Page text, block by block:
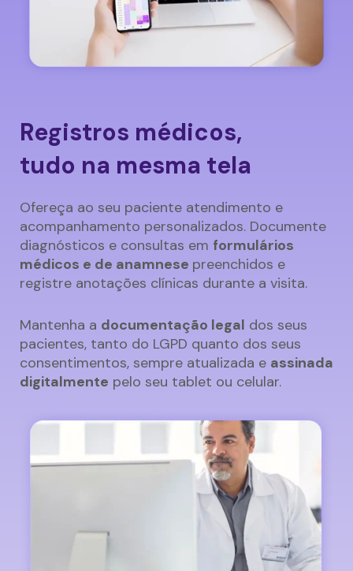
Registros médicos,
tudo na mesma tela
Ofereça ao seu paciente atendimento e
acompanhamento personalizados. Documente
diagnósticos e consultas em formulários
médicos e de anamnese preenchidos e
registre anotações clínicas durante a visita.
Mantenha a documentação legal dos seus
pacientes, tanto do LGPD quanto dos seus
consentimentos, sempre atualizada e assinada
digitalmente pelo seu tablet ou celular.